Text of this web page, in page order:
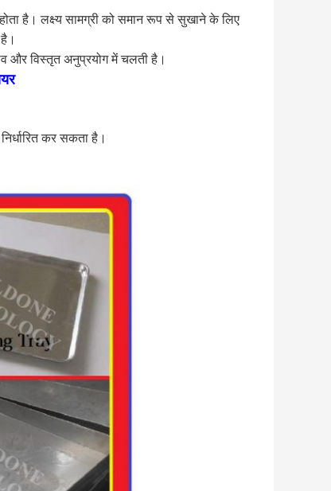
है। लक्ष्य सामग्री को समान रूप से सुखाने के लिए
और विस्तृत अनुप्रयोग में चलती है।
कर सकता है।